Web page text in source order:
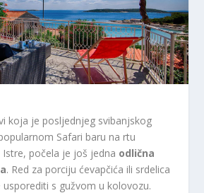
koja je posljednjeg svibanjskog
Safari baru na rtu
počela je još jedna odlična
. Red za porciju ćevapčića ili srdelica
s gužvom u kolovozu.